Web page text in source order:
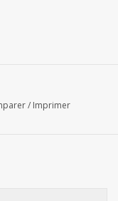
/ Imprimer